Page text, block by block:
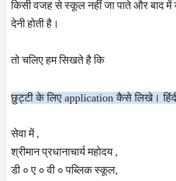
किसी वजह से स्कूल नहीं जा पाते और बाद
देनी होती है।
तो चलिए हम सिखते है कि
छुट्टी के लिए application कैसे लिखे।
सेवा
श्रीमान प्रधानाचार्य महोदय ,
डी ० ए ० वी ० पब्लिक स्कूल,